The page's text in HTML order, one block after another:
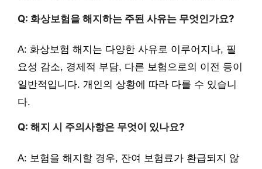
Q: 화상보험을 해지하는 주된 사유는 무엇인가요?
A: 화상보험 해지는 다양한 사유로 이루어지나, 필
요성 감소, 경제적 부담, 다른 보험으로의 이전 등이
일반적입니다. 개인의 상황에 따라 다를 수 있습니
다.
Q: 해지 시 주의사항은 무엇이 있나요?
A: 보험을 해지할 경우, 잔여 보험료가 환급되지 않